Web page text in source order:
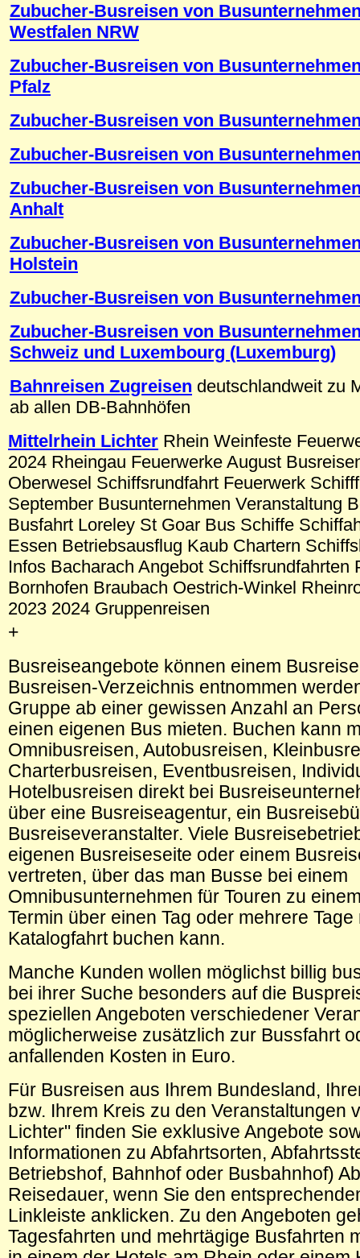
Zubucher-Busreisen von
Westfalen NRW
Zubucher-Busreisen von
Pfalz
Zubucher-Busreisen von
Zubucher-Busreisen von
Zubucher-Busreisen von
Anhalt
Zubucher-Busreisen von
Holstein
Zubucher-Busreisen von
Zubucher-Busreisen von
Schweiz und Luxembourg (Luxemburg)
Bahnreisen Zugreisen deutschlandweit zu
ab allen DB-Bahnhöfen
Mittelrhein Lichter Rhein Weinfeste
2024 Rheingau Feuerwerke August
Oberwesel Schiffsrundfahrt Feuerwerk
September Busunternehmen Veranstaltung
Busfahrt Loreley St Goar Bus Schiffe
Essen Betriebsausflug Kaub Chartern
Infos Bacharach Angebot Schiffsrundfahrten
Bornhofen Braubach Oestrich-Winkel
2023 2024 Gruppenreisen
+
Busreiseangebote können einem
Busreisen-Verzeichnis entnommen
Gruppe ab einer gewissen Anzahl an
einen eigenen Bus mieten. Buchen kann
Omnibusreisen, Autobusreisen,
Charterbusreisen, Eventbusreisen,
Hotelbusreisen direkt bei
über eine Busreiseagentur, ein
Busreiseveranstalter. Viele
eigenen Busreiseseite oder einem
vertreten, über das man Busse bei einem
Omnibusunternehmen für Touren zu
Termin über einen Tag oder mehrere
Katalogfahrt buchen kann.
Manche Kunden wollen möglichst billig
bei ihrer Suche besonders auf die
speziellen Angeboten verschiedener
möglicherweise zusätzlich zur Bussfahrt
anfallenden Kosten in Euro.
Für Busreisen aus Ihrem Bundesland,
bzw. Ihrem Kreis zu den Veranstaltungen
Lichter" finden Sie exklusive Angebote
Informationen zu Abfahrtsorten,
Betriebshof, Bahnhof oder Busbahnhof)
Reisedauer, wenn Sie den
Linkleiste anklicken. Zu den Angeboten
Tagesfahrten und mehrtägige Busfahrten